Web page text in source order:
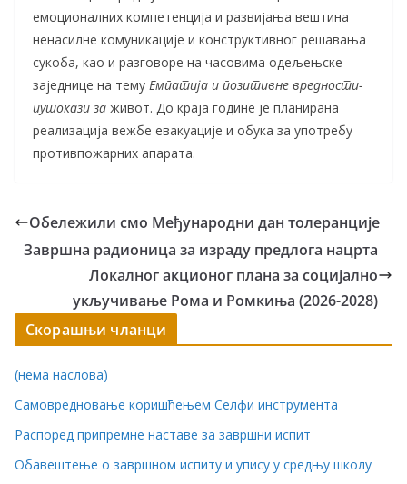
емоционалних компетенција и развијања вештина
ненасилне комуникације и конструктивног решавања
сукоба, као и разговоре на часовима одељењске
заједнице на тему Емпатија и позитивне вредности-
путокази за живот. До краја године је планирана
реализација вежбе евакуације и обука за употребу
противпожарних апарата.
Обележили смо Међународни дан толеранције
Завршна радионица за израду предлога нацрта
Локалног акционог плана за социјално
укључивање Рома и Ромкиња (2026-2028)
Скорашњи чланци
(нема наслова)
Самовредновање коришћењем Селфи инструмента
Распоред припремне наставе за завршни испит
Обавештење о завршном испиту и упису у средњу школу